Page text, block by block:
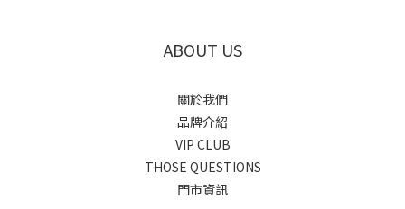
ABOUT US
關於我們
品牌介紹
VIP CLUB
THOSE QUESTIONS
門市資訊